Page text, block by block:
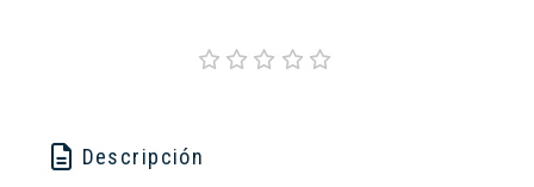
Descripción